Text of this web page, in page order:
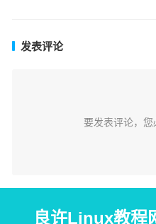
发表评论
要发表评论，您
良许Linux教程